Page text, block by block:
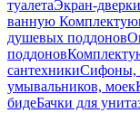
туалетаЭкран-
ванную
душевых поддонов
поддонов
сантехникиСифоны,
умывальников, моек
бидеБачки для